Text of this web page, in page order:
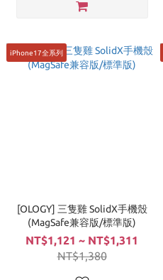
iPhone17全系列
[OLOGY] 三隻雞 SolidX手機殼
(MagSafe兼容版/標準版)
NT$1,121 ~ NT$1,311
NT$1,380